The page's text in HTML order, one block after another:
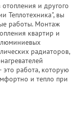
и другого
Теплотехника", вы
работы. Монтаж
квартир и
радиаторов,
это работа, которую
и тепло при